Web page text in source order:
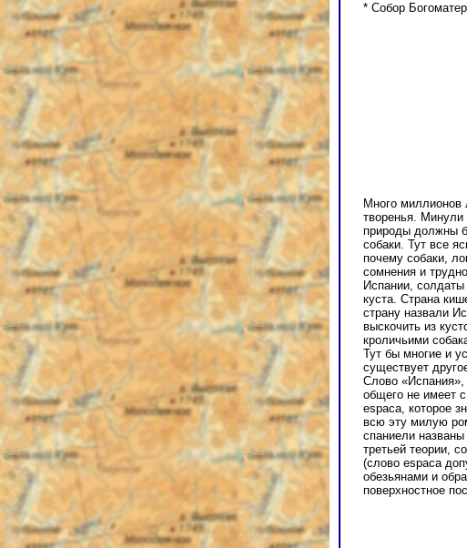
* Собор
Много миллионов
творенья. Минули
природы должны
собаки. Тут все
почему собаки,
сомнения и
Испании,
куста. Страна
страну назвали
выскочить из
кроличьими
Тут бы многие и
существует
Слово
общего не имеет
espaсa, которое
всю эту милую
спаниели
третьей теории,
(слово espaсa
обезьянами и
поверхностное